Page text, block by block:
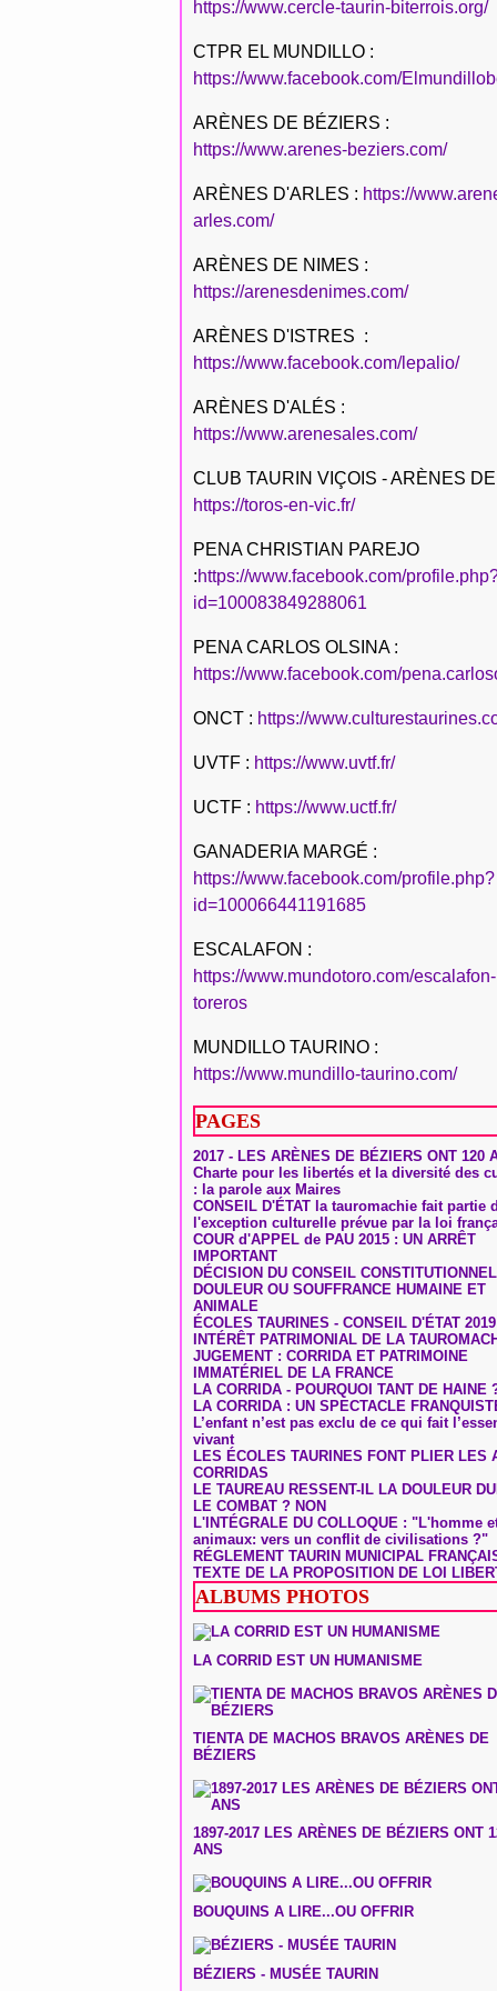
https://www.cercle-taurin-biterrois.org/
CTPR EL MUNDILLO :
https://www.facebook.com/
ARÈNES DE BÉZIERS :
https://www.arenes-beziers.com/
ARÈNES D'ARLES : https://
arles.com/
ARÈNES DE NIMES :
https://arenesdenimes.com/
ARÈNES D'ISTRES :
https://www.facebook.com/lepalio/
ARÈNES D'ALÉS :
https://www.arenesales.com/
CLUB TAURIN VIÇOIS - ARÈNES
https://toros-en-vic.fr/
PENA CHRISTIAN PAREJO
:https://www.facebook.com/
id=100083849288061
PENA CARLOS OLSINA :
https://www.facebook.com/
ONCT : https://
UVTF : https://www.uvtf.fr/
UCTF : https://www.uctf.fr/
GANADERIA MARGÉ :
https://www.facebook.com/profile.php?
id=100066441191685
ESCALAFON :
https://www.mundotoro.com/escalafon-
toreros
MUNDILLO TAURINO :
https://www.mundillo-taurino.com/
PAGES
2017 - LES ARÈNES DE BÉZIERS ONT 120
Charte pour les libertés et la diversité des
: la parole aux Maires
CONSEIL D'ÉTAT la tauromachie fait partie
l'exception culturelle prévue par la loi
COUR d'APPEL de PAU 2015 : UN ARRÊT
IMPORTANT
DÉCISION DU CONSEIL CONSTITUTIONNEL
DOULEUR OU SOUFFRANCE HUMAINE ET
ANIMALE
ÉCOLES TAURINES - CONSEIL D'ÉTAT 2019
INTÉRÊT PATRIMONIAL DE LA
JUGEMENT : CORRIDA ET PATRIMOINE
IMMATÉRIEL DE LA FRANCE
LA CORRIDA - POURQUOI TANT DE HAINE
LA CORRIDA : UN SPECTACLE
L’enfant n’est pas exclu de ce qui fait
vivant
LES ÉCOLES TAURINES FONT PLIER LES
CORRIDAS
LE TAUREAU RESSENT-IL LA DOULEUR
LE COMBAT ? NON
L'INTÉGRALE DU COLLOQUE : "L'homme
animaux: vers un conflit de civilisations ?"
RÉGLEMENT TAURIN MUNICIPAL
TEXTE DE LA PROPOSITION DE LOI
ALBUMS PHOTOS
LA CORRID EST UN HUMANISME
TIENTA DE MACHOS BRAVOS ARÈNES DE
BÉZIERS
1897-2017 LES ARÈNES DE BÉZIERS ONT
ANS
BOUQUINS A LIRE...OU OFFRIR
BÉZIERS - MUSÉE TAURIN